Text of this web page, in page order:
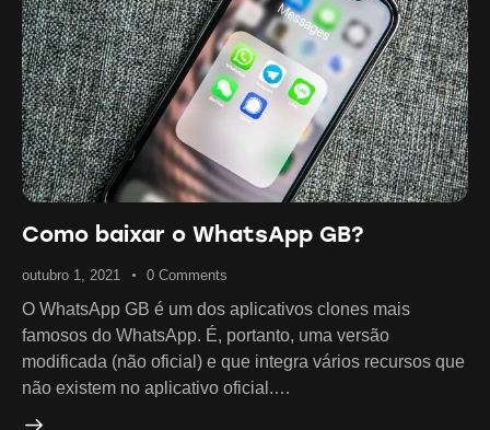
Como baixar o WhatsApp GB?
outubro 1, 2021 0 Comments
O WhatsApp GB é um dos aplicativos clones mais
famosos do WhatsApp. É, portanto, uma versão
modificada (não oficial) e que integra vários recursos que
não existem no aplicativo oficial.…